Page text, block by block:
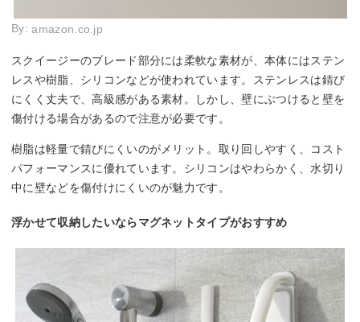
By:amazon.co.jp
スクイージーのブレード部分には柔軟な素材が、本体にはステン
レスや樹脂、シリコンなどが使われています。ステンレスは錆び
にくく丈夫で、高級感がある素材。しかし、壁にぶつけると壁を
傷付ける場合があるので注意が必要です。
樹脂は軽量で錆びにくいのがメリット。取り回しやすく、コスト
パフォーマンスに優れています。シリコンはやわらかく、水切り
中に壁などを傷付けにくいのが魅力です。
浮かせて収納したいならマグネットタイプがおすすめ